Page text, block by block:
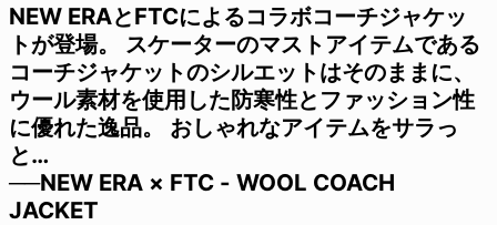
NEW ERAとFTCによるコラボコーチジャケッ
トが登場。 スケーターのマストアイテムである
コーチジャケットのシルエットはそのままに、
ウール素材を使用した防寒性とファッション性
に優れた逸品。 おしゃれなアイテムをサラっ
と…
──NEW ERA × FTC - WOOL COACH
JACKET